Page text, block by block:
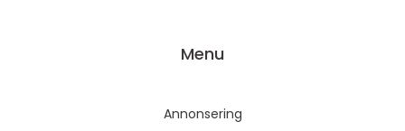
Menu
Annonsering